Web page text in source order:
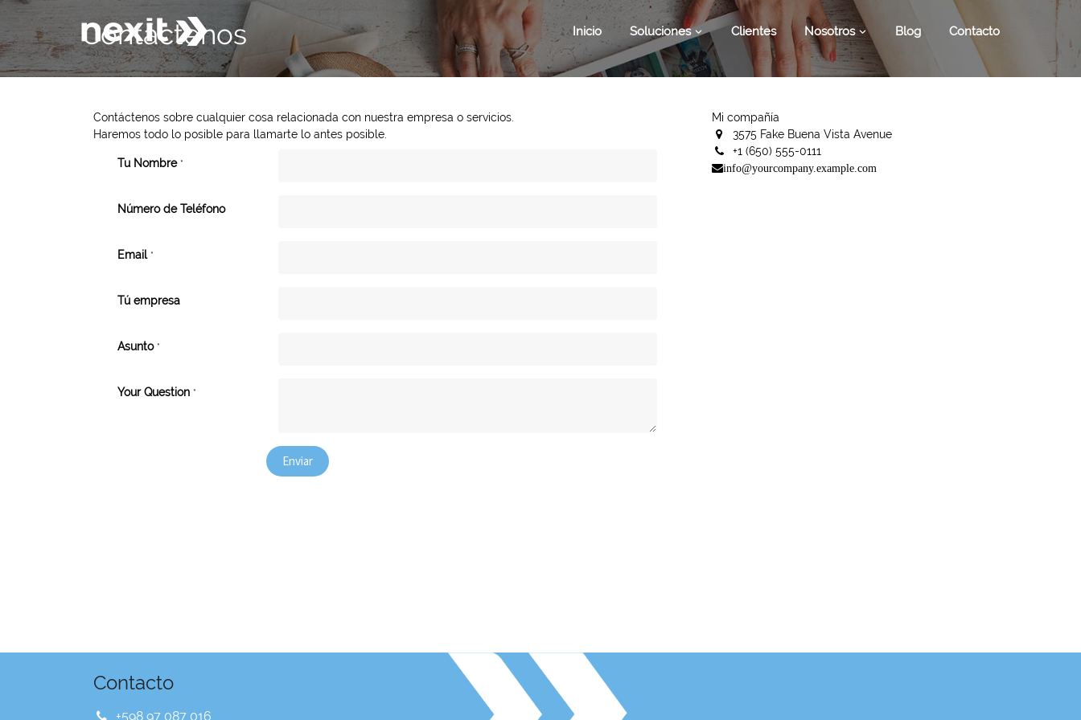
Inicio Soluciones Clientes Nosotros Blog Contacto
Contáctenos
Contáctenos sobre cualquier cosa relacionada con nuestra empresa o servicios.
Haremos todo lo posible para llamarte lo antes posible.
Tu Nombre *
Número de Teléfono
Email *
Tú empresa
Asunto *
Your Question *
Enviar
Mi compañía
3575 Fake Buena Vista Avenue
+1 (650) 555-0111
info@yourcompany.example.com
Contacto
+598 97 087 016